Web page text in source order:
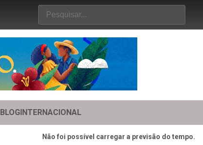
BLOGINTERNACIONAL
Não foi possível carregar a previsão do tempo.